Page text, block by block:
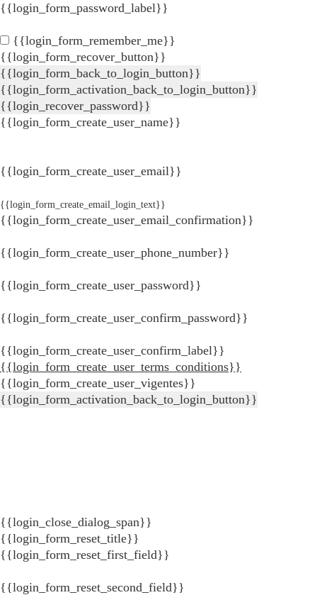
{{login_form_password_label}}
{{login_form_remember_me}}
{{login_form_recover_button}}
{{login_form_back_to_login_button}}
{{login_form_activation_back_to_login_button}}
{{login_recover_password}}
{{login_form_create_user_name}}
{{login_form_create_user_email}}
{{login_form_create_email_login_text}}
{{login_form_create_user_email_confirmation}}
{{login_form_create_user_phone_number}}
{{login_form_create_user_password}}
{{login_form_create_user_confirm_password}}
{{login_form_create_user_confirm_label}}
{{login_form_create_user_terms_conditions}}
{{login_form_create_user_vigentes}}
{{login_form_activation_back_to_login_button}}
{{login_close_dialog_span}}
{{login_form_reset_title}}
{{login_form_reset_first_field}}
{{login_form_reset_second_field}}